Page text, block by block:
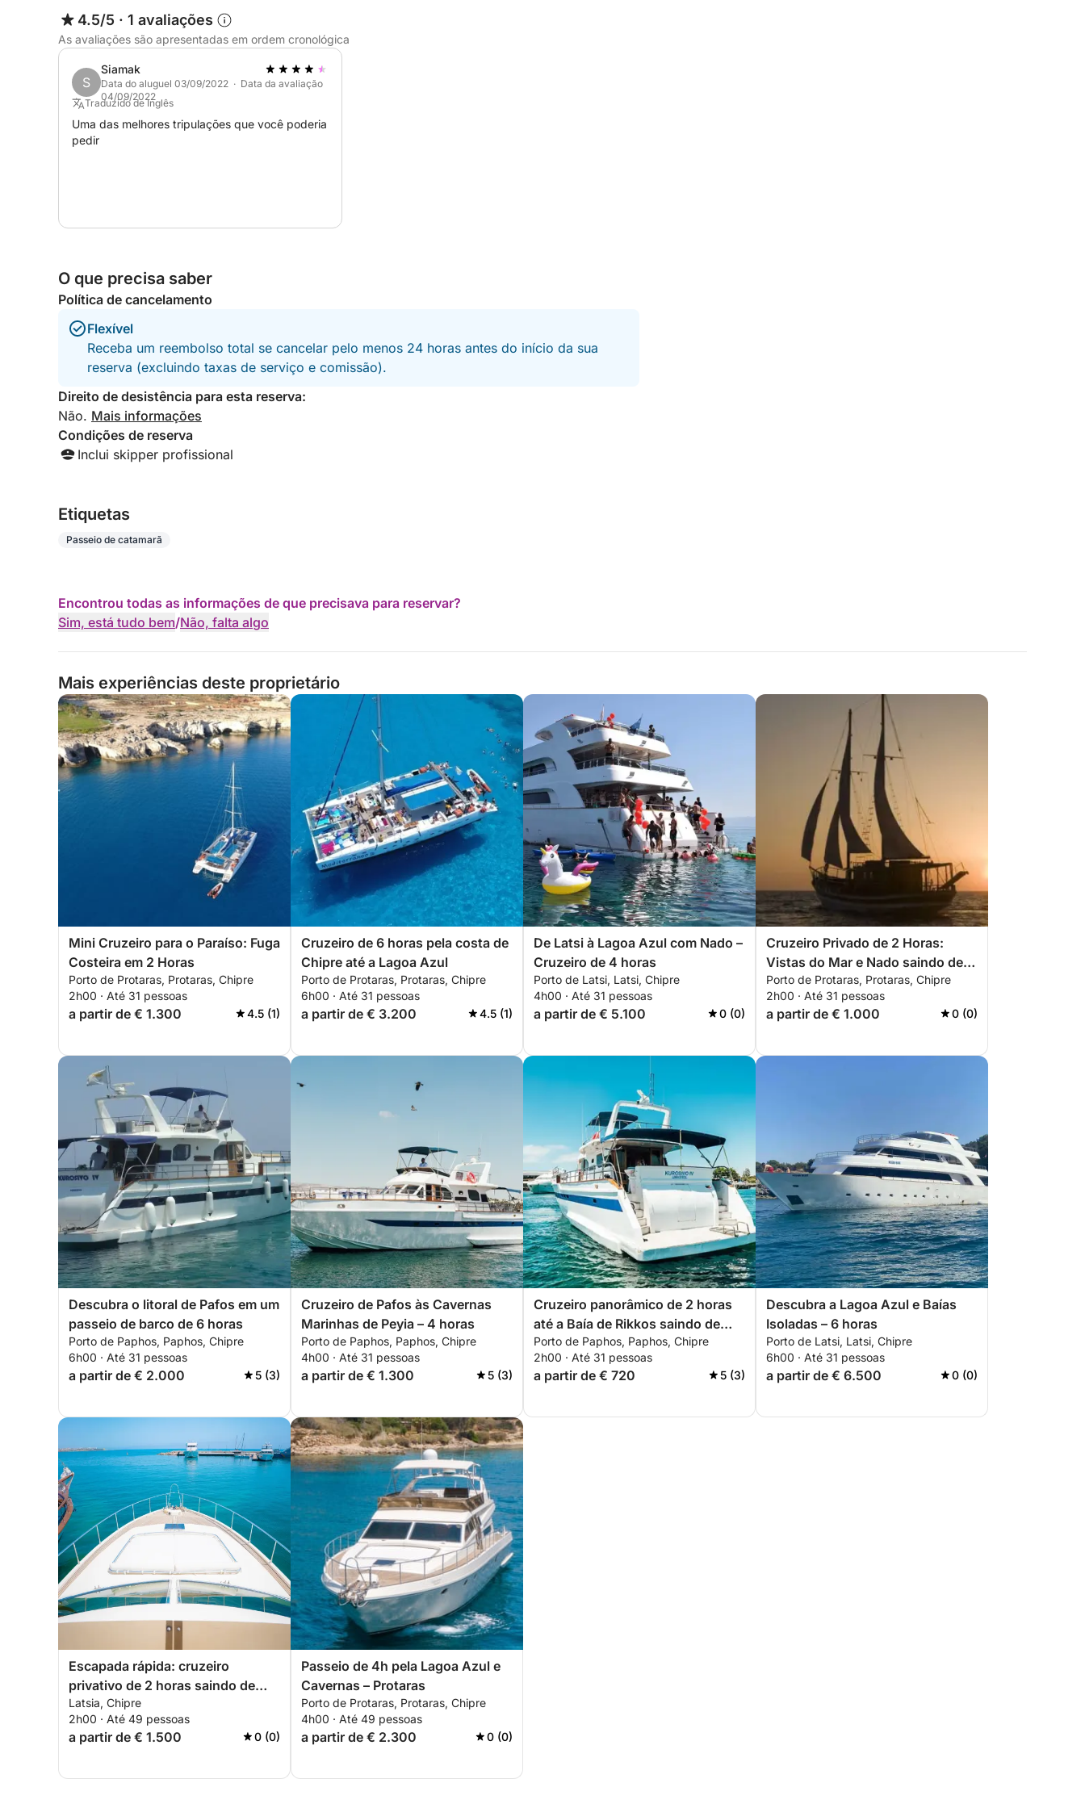
4.5/5 · 1 avaliações
As avaliações são apresentadas em ordem cronológica
S
Siamak
Data do aluguel 03/09/2022 · Data da avaliação
04/09/2022
Traduzido de Inglês
Uma das melhores tripulações que você poderia
pedir
O que precisa saber
Política de cancelamento
Flexível
Receba um reembolso total se cancelar pelo menos 24 horas antes do início da sua
reserva (excluindo taxas de serviço e comissão).
Direito de desistência para esta reserva:
Não. Mais informações
Condições de reserva
Inclui skipper profissional
Etiquetas
Passeio de catamarã
Encontrou todas as informações de que precisava para reservar?
Sim, está tudo bem/Não, falta algo
Mais experiências deste proprietário
Mini Cruzeiro para o Paraíso: Fuga
Costeira em 2 Horas
Porto de Protaras, Protaras, Chipre
2h00 · Até 31 pessoas
a partir de € 1.300 4.5 (1)
Cruzeiro de 6 horas pela costa de
Chipre até a Lagoa Azul
Porto de Protaras, Protaras, Chipre
6h00 · Até 31 pessoas
a partir de € 3.200 4.5 (1)
De Latsi à Lagoa Azul com Nado –
Cruzeiro de 4 horas
Porto de Latsi, Latsi, Chipre
4h00 · Até 31 pessoas
a partir de € 5.100 0 (0)
Cruzeiro Privado de 2 Horas:
Vistas do Mar e Nado saindo de
Protaras
Porto de Protaras, Protaras, Chipre
2h00 · Até 31 pessoas
a partir de € 1.000 0 (0)
Descubra o litoral de Pafos em um
passeio de barco de 6 horas
Porto de Paphos, Paphos, Chipre
6h00 · Até 31 pessoas
a partir de € 2.000 5 (3)
Cruzeiro de Pafos às Cavernas
Marinhas de Peyia – 4 horas
Porto de Paphos, Paphos, Chipre
4h00 · Até 31 pessoas
a partir de € 1.300 5 (3)
Cruzeiro panorâmico de 2 horas
até a Baía de Rikkos saindo de
Pafos
Porto de Paphos, Paphos, Chipre
2h00 · Até 31 pessoas
a partir de € 720 5 (3)
Descubra a Lagoa Azul e Baías
Isoladas – 6 horas
Porto de Latsi, Latsi, Chipre
6h00 · Até 31 pessoas
a partir de € 6.500 0 (0)
Escapada rápida: cruzeiro
privativo de 2 horas saindo de
Protaras
Latsia, Chipre
2h00 · Até 49 pessoas
a partir de € 1.500 0 (0)
Passeio de 4h pela Lagoa Azul e
Cavernas – Protaras
Porto de Protaras, Protaras, Chipre
4h00 · Até 49 pessoas
a partir de € 2.300 0 (0)